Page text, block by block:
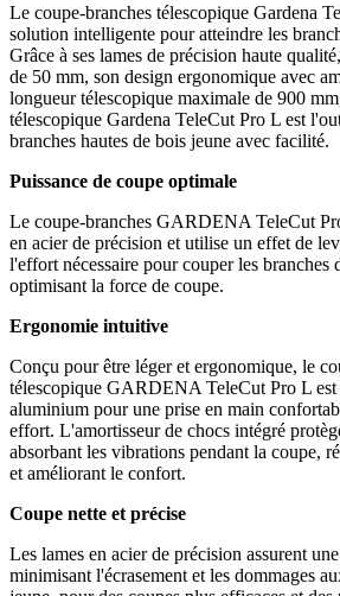
Le coupe-branches télescopique Gardena
solution intelligente pour atteindre les
Grâce à ses lames de précision haute
de 50 mm, son design ergonomique avec
longueur télescopique maximale de 900
télescopique Gardena TeleCut Pro L est
branches hautes de bois jeune avec facilité.
Puissance de coupe optimale
Le coupe-branches GARDENA TeleCut
en acier de précision et utilise un effet de
l'effort nécessaire pour couper les branches
optimisant la force de coupe.
Ergonomie intuitive
Conçu pour être léger et ergonomique, le
télescopique GARDENA TeleCut Pro L est
aluminium pour une prise en main
effort. L'amortisseur de chocs intégré
absorbant les vibrations pendant la coupe,
et améliorant le confort.
Coupe nette et précise
Les lames en acier de précision assurent
minimisant l'écrasement et les dommages